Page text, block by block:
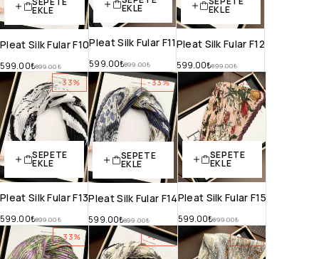
EKLE
Pleat Silk Fular F10
899.00₺
599.00₺
EKLE
Pleat Silk Fular F11
899.00₺
599.00₺
EKLE
Pleat Silk Fular F12
899.00₺
599.00₺
-33%
SEPETE
EKLE
Pleat Silk Fular F13
899.00₺
599.00₺
-33%
SEPETE
EKLE
Pleat Silk Fular F14
899.00₺
599.00₺
-33%
SEPETE
EKLE
Pleat Silk Fular F15
899.00₺
599.00₺
-33% -33% -33%